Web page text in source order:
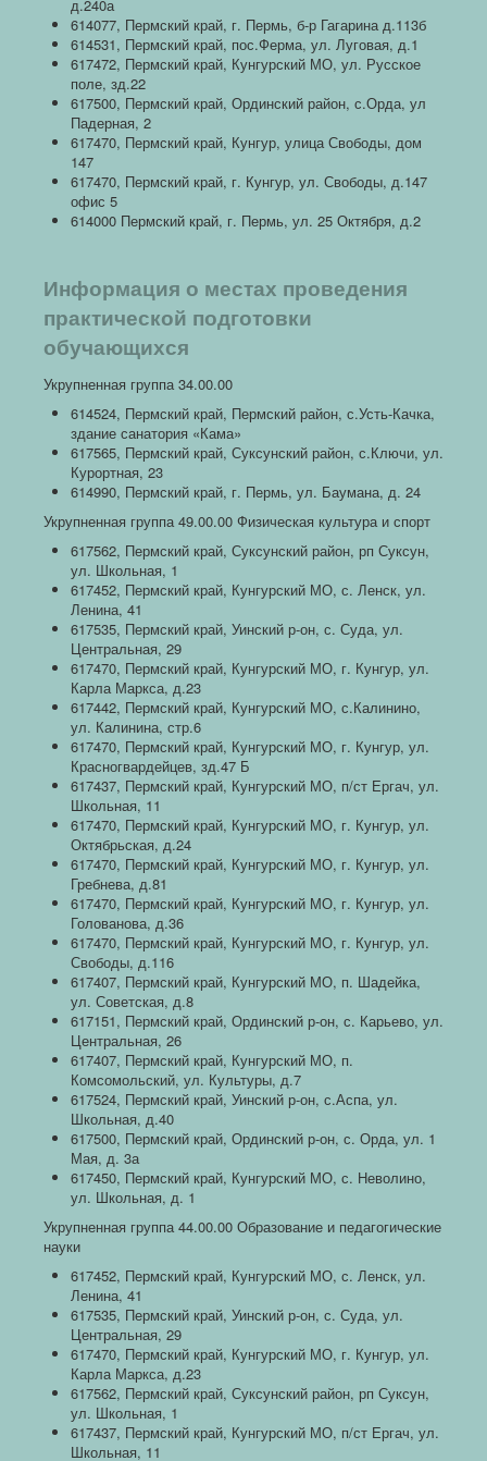
д.240а
614077, Пермский край, г. Пермь, б-р Гагарина д.113б
614531, Пермский край, пос.Ферма, ул. Луговая, д.1
617472, Пермский край, Кунгурский МО, ул. Русское
поле, зд.22
617500, Пермский край, Ординский район, с.Орда, ул
Падерная, 2
617470, Пермский край, Кунгур, улица Свободы, дом
147
617470, Пермский край, г. Кунгур, ул. Свободы, д.147
офис 5
614000 Пермский край, г. Пермь, ул. 25 Октября, д.2
Информация о местах проведения
практической подготовки
обучающихся
Укрупненная группа 34.00.00
614524, Пермский край, Пермский район, с.Усть-Качка,
здание санатория «Кама»
617565, Пермский край, Суксунский район, с.Ключи, ул.
Курортная, 23
614990, Пермский край, г. Пермь, ул. Баумана, д. 24
Укрупненная группа 49.00.00 Физическая культура и спорт
617562, Пермский край, Суксунский район, рп Суксун,
ул. Школьная, 1
617452, Пермский край, Кунгурский МО, с. Ленск, ул.
Ленина, 41
617535, Пермский край, Уинский р-он, с. Суда, ул.
Центральная, 29
617470, Пермский край, Кунгурский МО, г. Кунгур, ул.
Карла Маркса, д.23
617442, Пермский край, Кунгурский МО, с.Калинино,
ул. Калинина, стр.6
617470, Пермский край, Кунгурский МО, г. Кунгур, ул.
Красногвардейцев, зд.47 Б
617437, Пермский край, Кунгурский МО, п/ст Ергач, ул.
Школьная, 11
617470, Пермский край, Кунгурский МО, г. Кунгур, ул.
Октябрьская, д.24
617470, Пермский край, Кунгурский МО, г. Кунгур, ул.
Гребнева, д.81
617470, Пермский край, Кунгурский МО, г. Кунгур, ул.
Голованова, д.36
617470, Пермский край, Кунгурский МО, г. Кунгур, ул.
Свободы, д.116
617407, Пермский край, Кунгурский МО, п. Шадейка,
ул. Советская, д.8
617151, Пермский край, Ординский р-он, с. Карьево, ул.
Центральная, 26
617407, Пермский край, Кунгурский МО, п.
Комсомольский, ул. Культуры, д.7
617524, Пермский край, Уинский р-он, с.Аспа, ул.
Школьная, д.40
617500, Пермский край, Ординский р-он, с. Орда, ул. 1
Мая, д. 3а
617450, Пермский край, Кунгурский МО, с. Неволино,
ул. Школьная, д. 1
Укрупненная группа 44.00.00 Образование и педагогические
науки
617452, Пермский край, Кунгурский МО, с. Ленск, ул.
Ленина, 41
617535, Пермский край, Уинский р-он, с. Суда, ул.
Центральная, 29
617470, Пермский край, Кунгурский МО, г. Кунгур, ул.
Карла Маркса, д.23
617562, Пермский край, Суксунский район, рп Суксун,
ул. Школьная, 1
617437, Пермский край, Кунгурский МО, п/ст Ергач, ул.
Школьная, 11